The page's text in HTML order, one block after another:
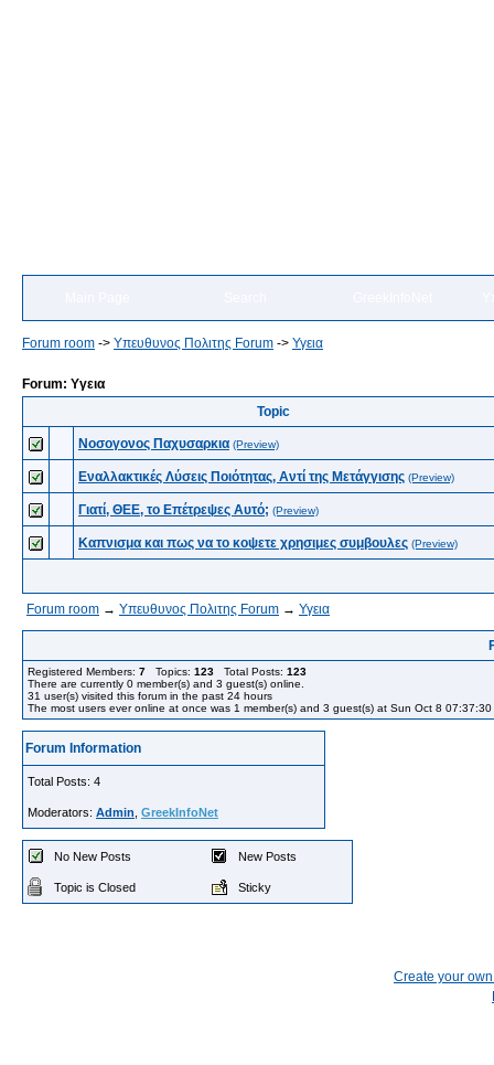
Forum room -> Yπευθυνος Πολιτης Forum -> Υγεια
Forum: Υγεια
Topic
Νοσογονος Παχυσαρκια (Preview)
Εναλλακτικές Λύσεις Ποιότητας, Αντί της Μετάγγισης (Preview)
Γιατί, ΘΕΕ, το Επέτρεψες Αυτό; (Preview)
Καπνισμα και πως να το κοψετε χρησιμες συμβουλες (Preview)
Forum room → Yπευθυνος Πολιτης Forum → Υγεια
Registered Members: 7 Topics: 123 Total Posts: 123
There are currently 0 member(s) and 3 guest(s) online
31 user(s) visited this forum in the past 24 hours
The most users ever online at once was 1 member(s) and 3 guest(s) at Sun Oct 8
Forum Information
Total Posts: 4
Moderators: Admin GreekInfoNet
No New Posts New Posts
Topic is Closed Sticky
Create your